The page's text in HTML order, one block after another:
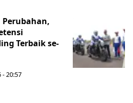
Perubahan,
Terbaik se-
- 20:57